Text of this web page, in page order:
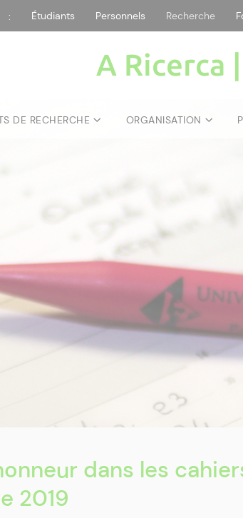
: Étudiants Personnels Recherche
A Ricerca |
DE RECHERCHE ORGANISATION
dans les
2019